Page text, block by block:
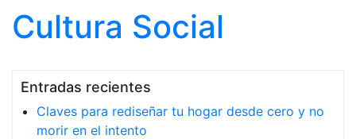
Cultura Social
Entradas recientes
Claves para rediseñar tu hogar desde cero y no
morir en el intento